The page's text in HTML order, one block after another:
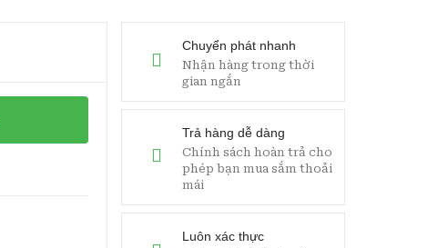
Chuyển phát nhanh
Nhận hàng trong thời
gian ngắn
Trả hàng dễ dàng
Chính sách hoàn trả cho
phép bạn mua sắm thoải
mái
Luôn xác thực